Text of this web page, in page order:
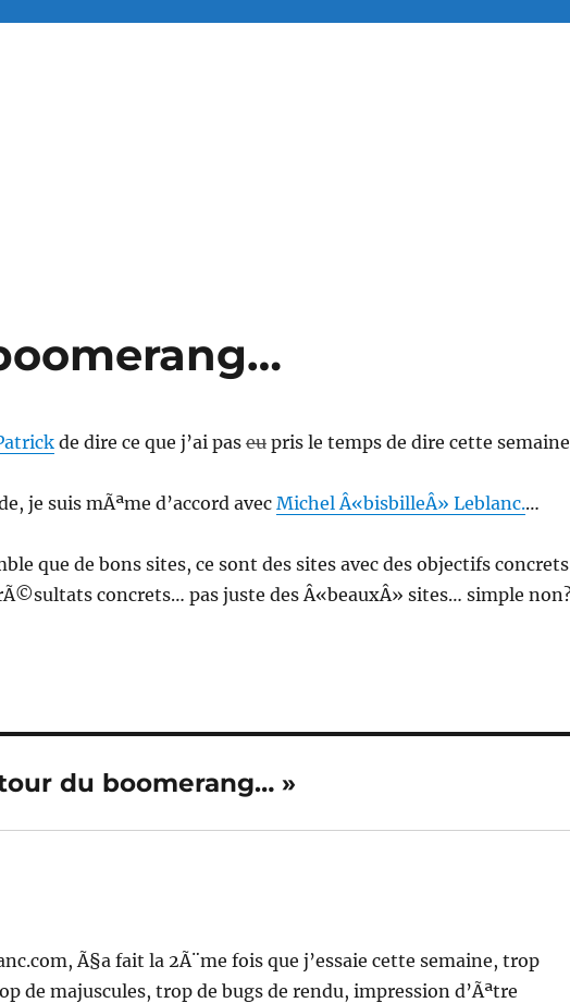
de dire ce que j’ai pas eupris le temps de dire cette
je suis mÃªme d’accord avec Michel Â«bisbilleÂ» Leblanc.…
que de bons sites, ce sont des sites avec des objectifs concrets
concrets… pas juste des Â«beauxÂ» sites… simple
du boomerang… »
Ã§a fait la 2Ã¨me fois que j’essaie cette semaine, trop
majuscules, trop de bugs de rendu, impression d’Ãªtre